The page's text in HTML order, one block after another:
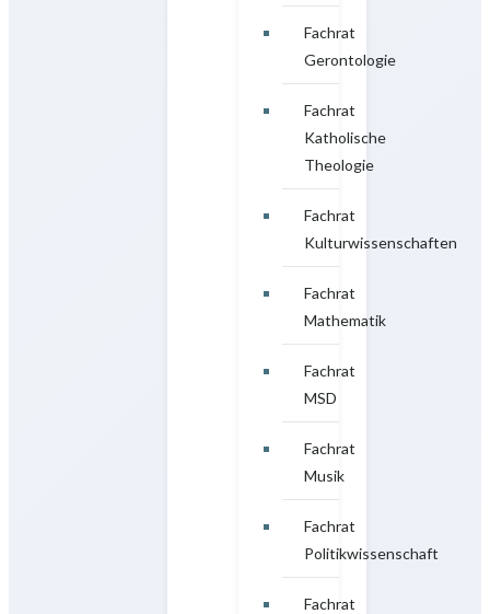
Fachrat
Gerontologie
Fachrat
Katholische
Theologie
Fachrat
Kulturwissenschaften
Fachrat
Mathematik
Fachrat
MSD
Fachrat
Musik
Fachrat
Politikwissenschaft
Fachrat